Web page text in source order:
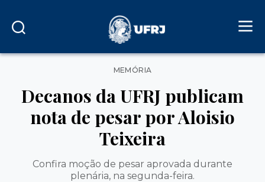
Categorias
MEMÓRIA
Decanos da UFRJ publicam
nota de pesar por Aloisio
Teixeira
Confira moção de pesar aprovada durante
plenária, na segunda-feira.